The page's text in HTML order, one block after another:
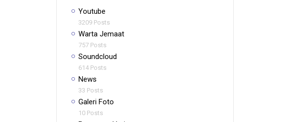
Youtube
3209 Posts
Warta Jemaat
757 Posts
Soundcloud
614 Posts
News
33 Posts
Galeri Foto
10 Posts